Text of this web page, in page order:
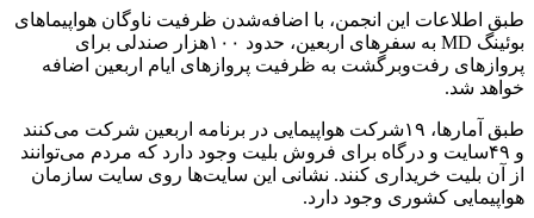
طبق اطلاعات این انجمن، با اضافه‌شدن ظرفیت ناوگان هواپیماهای
بوئینگ MD به سفرهای اربعین، حدود ۱۰۰هزار صندلی برای
پروازهای رفت‌وبرگشت به ظرفیت پروازهای ایام اربعین اضافه
خواهد شد.
طبق آمارها، ۱۹شرکت هواپیمایی در برنامه اربعین شرکت می‌کنند
و ۴۹سایت و درگاه برای فروش بلیت وجود دارد که مردم می‌توانند
از آن بلیت خریداری کنند. نشانی این سایت‌ها روی سایت سازمان
هواپیمایی کشوری وجود دارد.